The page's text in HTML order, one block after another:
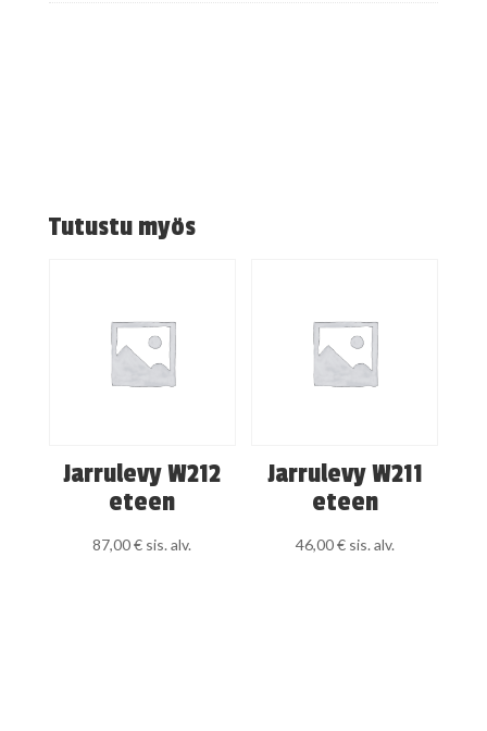
Tutustu myös
Jarrulevy W212
eteen
87,00€ sis. alv.
Jarrulevy W211
eteen
46,00€ sis. alv.